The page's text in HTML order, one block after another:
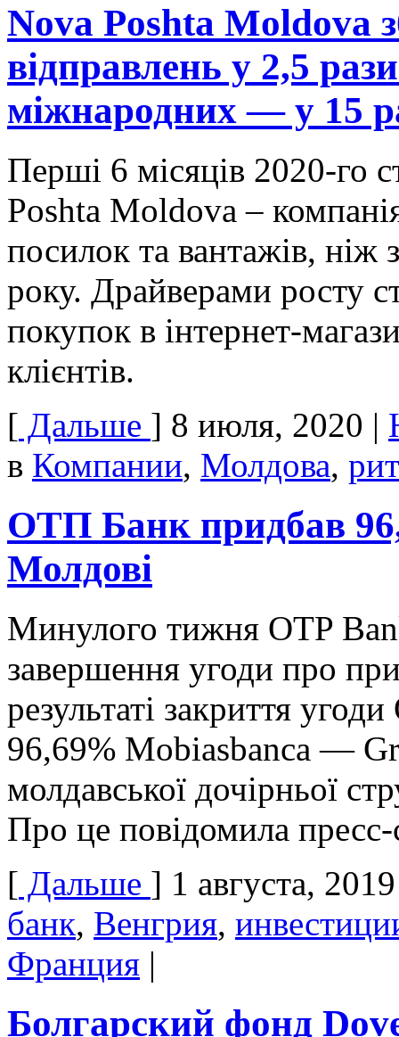
Nova Poshta Moldova
відправлень у 2,5
міжнародних — у 15
Перші 6 місяців 2020-го
Poshta Moldova –
посилок та вантажів, ніж
року. Драйверами росту
покупок в інтернет-
клієнтів.
[ Дальше ] 8 июля, 2020 |
в Компании, Молдова,
ОТП Банк придбав
Молдові
Минулого тижня OTP
завершення угоди про
результаті закриття
96,69% Mobiasbanca —
молдавської дочірньої
Про це повідомила
[ Дальше ] 1 августа, 2019
банк, Венгрия,
Франция |
Болгарский фонд